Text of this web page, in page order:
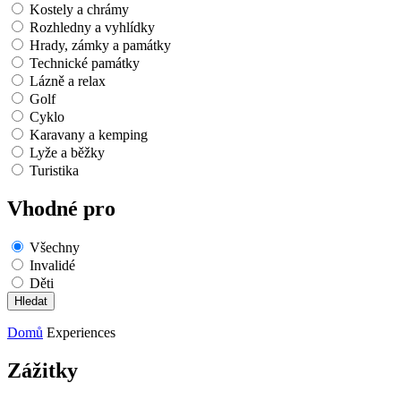
Kostely a chrámy
Rozhledny a vyhlídky
Hrady, zámky a památky
Technické památky
Lázně a relax
Golf
Cyklo
Karavany a kemping
Lyže a běžky
Turistika
Vhodné pro
Všechny
Invalidé
Děti
Domů Experiences
Zážitky